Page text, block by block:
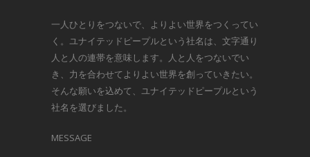
一人ひとりをつないで、よりよい世界をつくってい
く。ユナイテッドピープルという社名は、文字通り
人と人の連帯を意味します。人と人をつないでい
き、力を合わせてよりよい世界を創っていきたい。
そんな願いを込めて、ユナイテッドピープルという
社名を選びました。
MESSAGE